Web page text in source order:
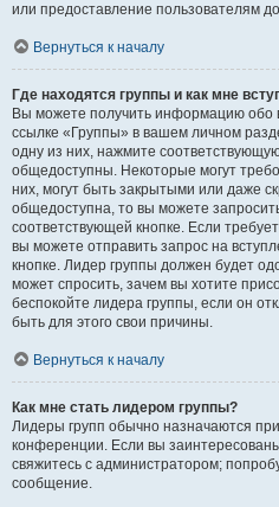
или предоставление пользователям
Вернуться к началу
Где находятся группы и как мне
Вы можете получить информацию обо
ссылке «Группы» в вашем личном
одну из них, нажмите
общедоступны. Некоторые могут
них, могут быть закрытыми или даже
общедоступна, то вы можете
соответствующей кнопке. Если
вы можете отправить запрос на
кнопке. Лидер группы должен будет
может спросить, зачем вы хотите
беспокойте лидера группы, если он
быть для этого свои причины.
Вернуться к началу
Как мне стать лидером группы?
Лидеры групп обычно назначаются
конференции. Если вы
свяжитесь с администратором;
сообщение.